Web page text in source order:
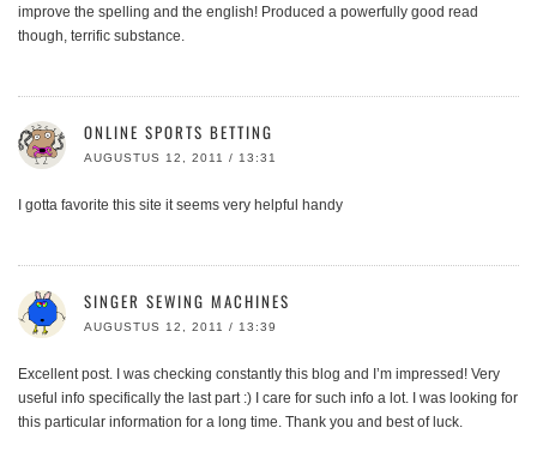
improve the spelling and the english! Produced a powerfully good read
though, terrific substance.
ONLINE SPORTS BETTING
AUGUSTUS 12, 2011 / 13:31
I gotta favorite this site it seems very helpful handy
SINGER SEWING MACHINES
AUGUSTUS 12, 2011 / 13:39
Excellent post. I was checking constantly this blog and I’m impressed! Very
useful info specifically the last part :) I care for such info a lot. I was looking for
this particular information for a long time. Thank you and best of luck.